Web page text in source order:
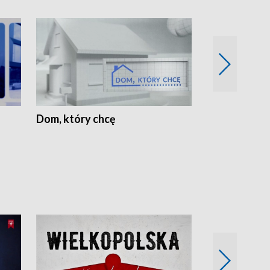
Dom, który chcę